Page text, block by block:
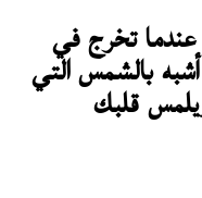
تخرج في
بالشمس التي
قلبك